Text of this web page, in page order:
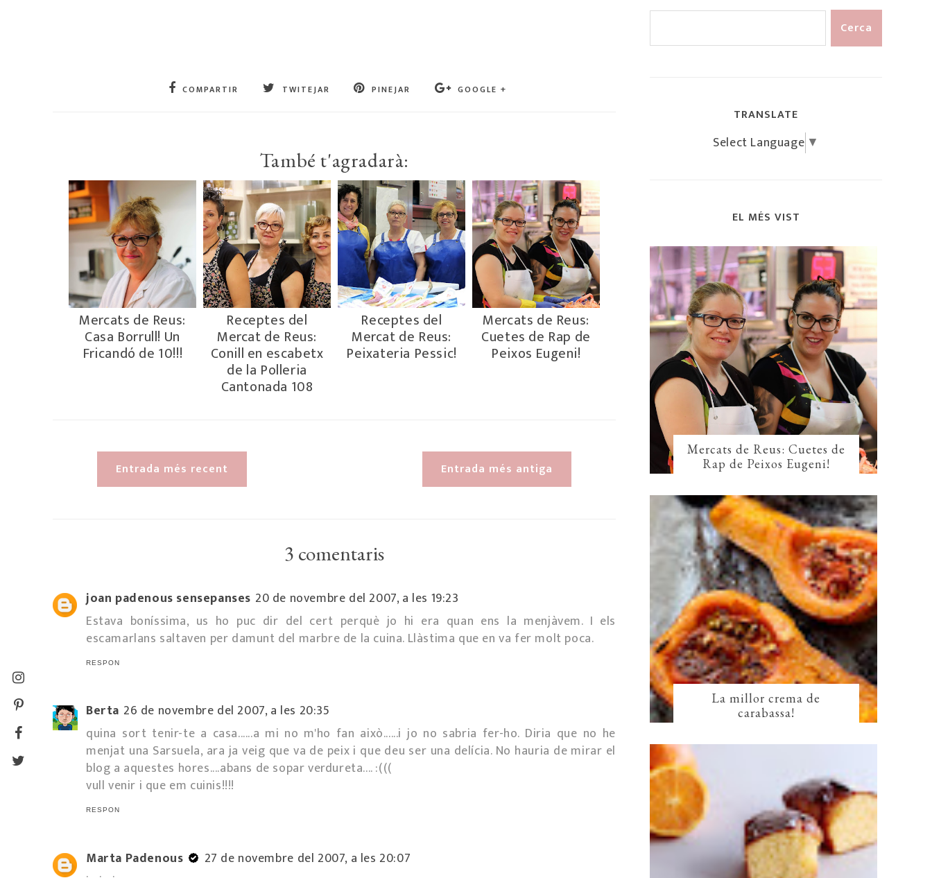
COMPARTIR TWITEJAR PINEJAR GOOGLE +
També t'agradarà:
Mercats de Reus:
Casa Borrull! Un
Fricandó de 10!!!
Receptes del
Mercat de Reus:
Conill en escabetx
de la Polleria
Cantonada 108
Receptes del
Mercat de Reus:
Peixateria Pessic!
Mercats de Reus:
Cuetes de Rap de
Peixos Eugeni!
Entrada més recent Entrada més antiga
3 comentaris
joan padenous sensepanses 20 de novembre del 2007, a les 19:23
Estava boníssima, us ho puc dir del cert perquè jo hi era quan ens la menjàvem. I els
escamarlans saltaven per damunt del marbre de la cuina. Llàstima que en va fer molt poca.
RESPON
Berta 26 de novembre del 2007, a les 20:35
quina sort tenir-te a casa......a mi no m'ho fan això......i jo no sabria fer-ho. Diria que no he
menjat una Sarsuela, ara ja veig que va de peix i que deu ser una delícia. No hauria de mirar el
blog a aquestes hores....abans de sopar verdureta.... :(((
vull venir i que em cuinis!!!!
RESPON
Marta Padenous
27 de novembre del 2007, a les 20:07
TRANSLATE
Select Language ▼
EL MÉS VIST
Mercats de Reus: Cuetes de
Rap de Peixos Eugeni!
La millor crema de
carabassa!